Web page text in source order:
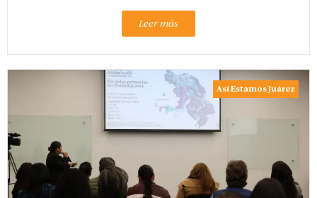
Leer más
Así Estamos Juárez